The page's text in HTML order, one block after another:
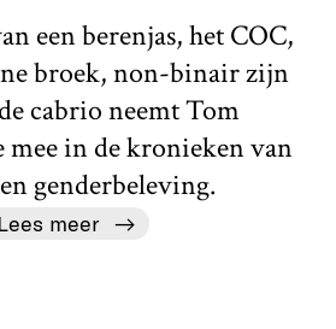
een berenjas, het COC,
broek, non-binair zijn
cabrio neemt Tom
mee in de kronieken van
genderbeleving.
meer